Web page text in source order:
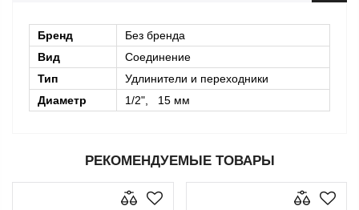
Бренд
Без бренда
Вид
Соединение
Тип
Удлинители и переходники
Диаметр
1/2", 15 мм
РЕКОМЕНДУЕМЫЕ ТОВАРЫ